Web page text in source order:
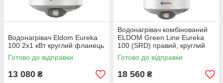
Водонагрівач Eldom Eureka
100 2x1 кВт круглий фланець
Готово до відправки
13 080 ₴
Водонагрівач комбiнований
ELDOM Green Line Eureka
100 (SRD) правий, круглий
фланець
Готово до відправки
18 560 ₴